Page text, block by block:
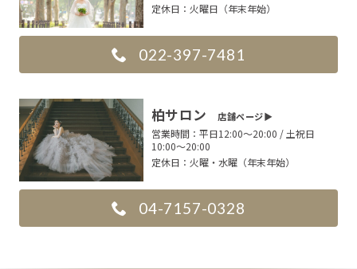
定休日： 火曜日（年末年始）
022-397-7481
柏サロン店舗ページ▶︎
営業時間： 平日12:00〜20:00 / 土祝日
10:00〜20:00
定休日： 火曜・水曜（年末年始）
04-7157-0328